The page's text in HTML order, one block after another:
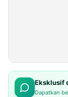
Eksklusif
Dapatkan